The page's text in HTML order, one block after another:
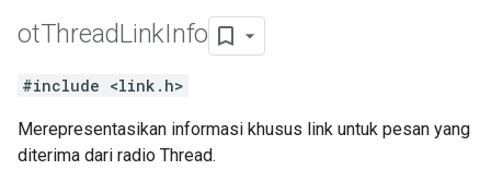
otThreadLinkInfo
#include <link.h>
Merepresentasikan informasi khusus link untuk pesan yang
diterima dari radio Thread.